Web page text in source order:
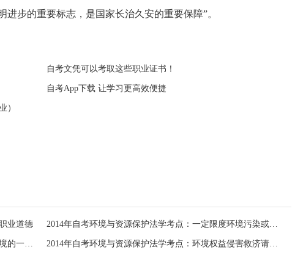
步的重要标志，是国家长治久安的重要保障”。
自考文凭可以考取这些职业证书！
自考App下载 让学习更高效便捷
）
业道德 2014年自考环境与资源保护法学考点：一定限度环境污染或生态破坏义务
2014年自考环境与资源保护法学考点：关心和保护环境的一般义务 2014年自考环境与资源保护法学考点：环境权益侵害救济请求权